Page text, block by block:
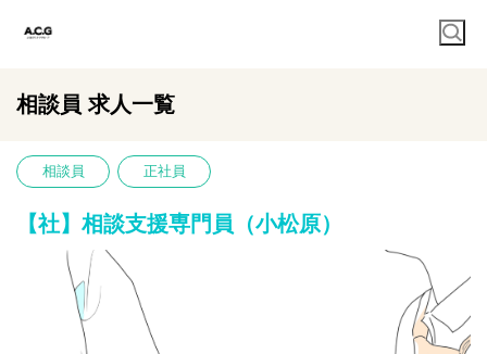
相談員 求人一覧
相談員 正社員
【社】相談支援専門員（小松原）